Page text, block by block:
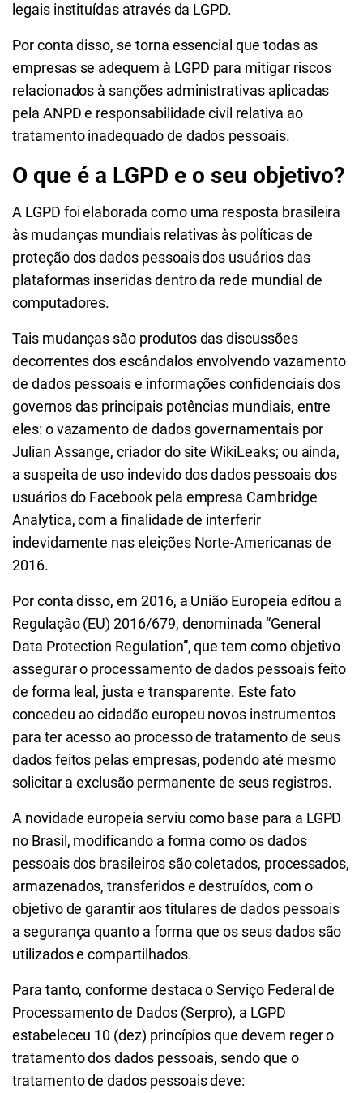
legais instituídas através da LGPD.
Por conta disso, se torna essencial que todas as
empresas se adequem à LGPD para mitigar riscos
relacionados à sanções administrativas aplicadas
pela ANPD e responsabilidade civil relativa ao
tratamento inadequado de dados pessoais.
O que é a LGPD e o seu objetivo?
A LGPD foi elaborada como uma resposta brasileira
às mudanças mundiais relativas às políticas de
proteção dos dados pessoais dos usuários das
plataformas inseridas dentro da rede mundial de
computadores.
Tais mudanças são produtos das discussões
decorrentes dos escândalos envolvendo vazamento
de dados pessoais e informações confidenciais dos
governos das principais potências mundiais, entre
eles: o vazamento de dados governamentais por
Julian Assange, criador do site WikiLeaks; ou ainda,
a suspeita de uso indevido dos dados pessoais dos
usuários do Facebook pela empresa Cambridge
Analytica, com a finalidade de interferir
indevidamente nas eleições Norte-Americanas de
2016.
Por conta disso, em 2016, a União Europeia editou a
Regulação (EU) 2016/679, denominada “General
Data Protection Regulation”, que tem como objetivo
assegurar o processamento de dados pessoais feito
de forma leal, justa e transparente. Este fato
concedeu ao cidadão europeu novos instrumentos
para ter acesso ao processo de tratamento de seus
dados feitos pelas empresas, podendo até mesmo
solicitar a exclusão permanente de seus registros.
A novidade europeia serviu como base para a LGPD
no Brasil, modificando a forma como os dados
pessoais dos brasileiros são coletados, processados,
armazenados, transferidos e destruídos, com o
objetivo de garantir aos titulares de dados pessoais
a segurança quanto a forma que os seus dados são
utilizados e compartilhados.
Para tanto, conforme destaca o Serviço Federal de
Processamento de Dados (Serpro), a LGPD
estabeleceu 10 (dez) princípios que devem reger o
tratamento dos dados pessoais, sendo que o
tratamento de dados pessoais deve: